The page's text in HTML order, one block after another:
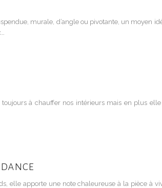
murale, d’angle ou pivotante, un moyen
à chauffer nos intérieurs mais en plus
elle apporte une note chaleureuse à la pièce à